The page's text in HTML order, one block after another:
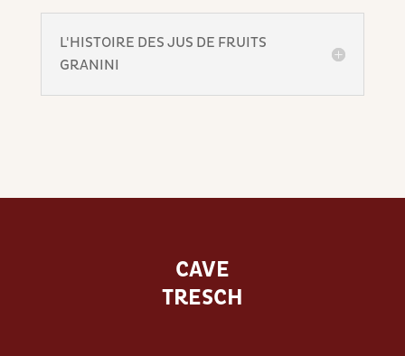
L'HISTOIRE DES JUS DE FRUITS
GRANINI
CAVE
TRESCH